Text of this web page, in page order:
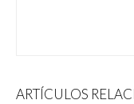
ARTÍCULOS